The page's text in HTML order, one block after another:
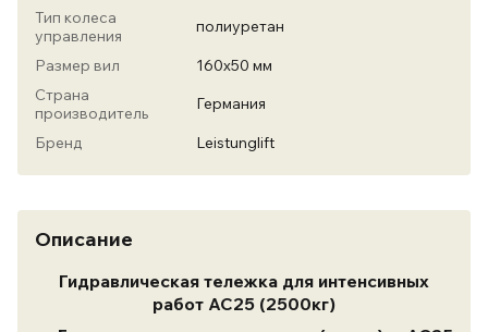
Тип колеса
управления
полиуретан
Размер вил
160х50 мм
Страна
производитель
Германия
Бренд
Leistunglift
Описание
Гидравлическая тележка для интенсивных
работ AC25 (2500кг)